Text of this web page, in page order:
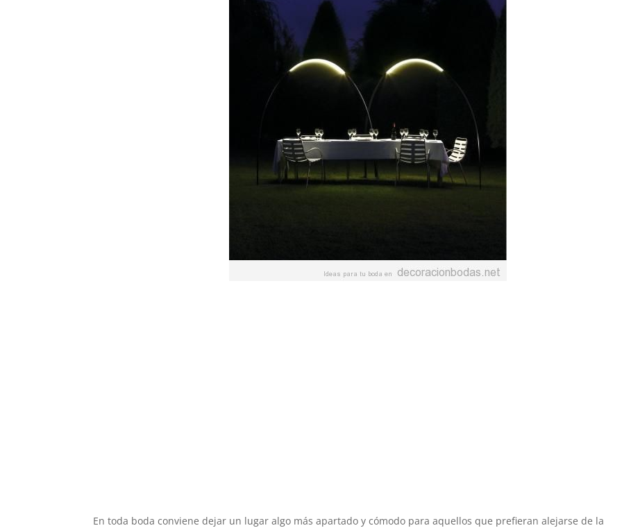
En toda boda conviene dejar un lugar algo más apartado y cómodo para aquellos que prefieran alejarse de la